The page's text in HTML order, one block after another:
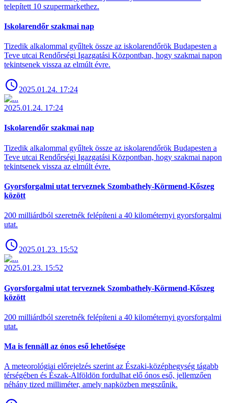
telepített 10 szupermarkethez.
Iskolarendőr szakmai nap
Tizedik alkalommal gyűltek össze az iskolarendőrök Budapesten a
Teve utcai Rendőrségi Igazgatási Központban, hogy szakmai napon
tekintsenek vissza az elmúlt évre.
2025.01.24. 17:24
2025.01.24. 17:24
Iskolarendőr szakmai nap
Tizedik alkalommal gyűltek össze az iskolarendőrök Budapesten a
Teve utcai Rendőrségi Igazgatási Központban, hogy szakmai napon
tekintsenek vissza az elmúlt évre.
Gyorsforgalmi utat terveznek Szombathely-Körmend-Kőszeg
között
200 milliárdból szeretnék felépíteni a 40 kilométernyi gyorsforgalmi
utat.
2025.01.23. 15:52
2025.01.23. 15:52
Gyorsforgalmi utat terveznek Szombathely-Körmend-Kőszeg
között
200 milliárdból szeretnék felépíteni a 40 kilométernyi gyorsforgalmi
utat.
Ma is fennáll az ónos eső lehetősége
A meteorológiai előrejelzés szerint az Északi-középhegység tágabb
térségében és Észak-Alföldön fordulhat elő ónos eső, jellemzően
néhány tized milliméter, amely napközben megszűnik.